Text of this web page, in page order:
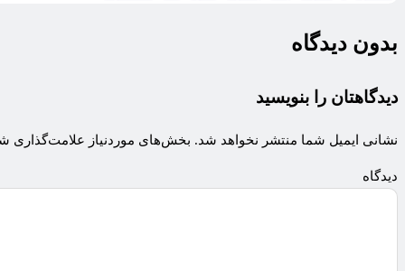
بدون دیدگاه
دیدگاهتان را بنویسید
نشانی ایمیل شما منتشر نخواهد شد. بخش‌های موردنیاز علامت‌گذاری